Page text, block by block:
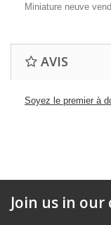
Miniature neuve
AVIS
Soyez le premier à
Join us in